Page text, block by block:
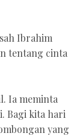
Ibrahim
tentang cinta
Ia meminta
Bagi kita hari
yang